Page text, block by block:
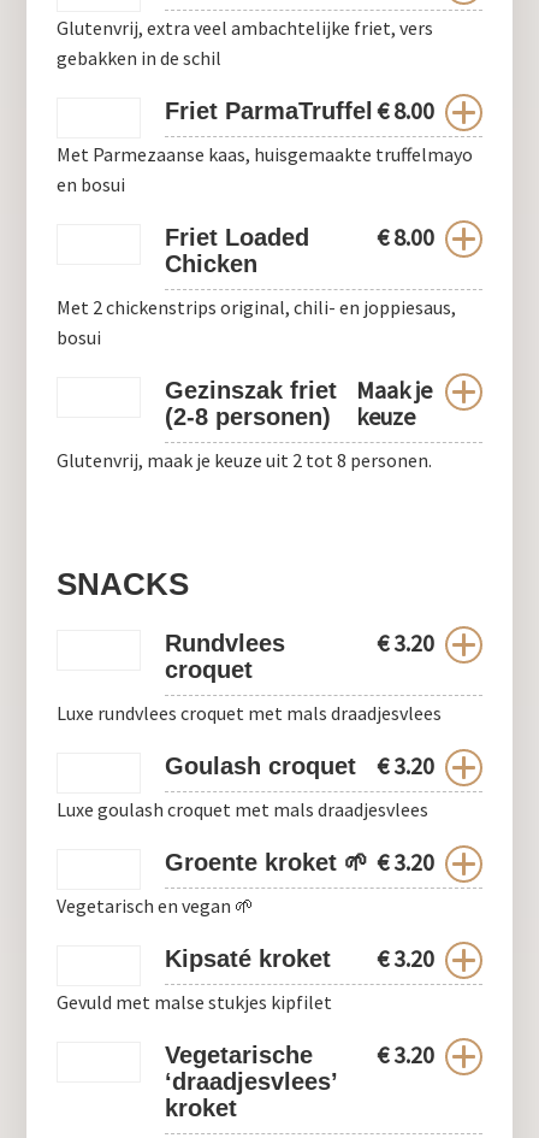
Glutenvrij, extra veel ambachtelijke friet, vers
gebakken in de schil
Friet ParmaTruffel €8.00
Met Parmezaanse kaas, huisgemaakte truffelmayo
en bosui
Friet Loaded
Chicken
€8.00
Met 2 chickenstrips original, chili- en joppiesaus,
bosui
Gezinszak friet
(2-8 personen)
Maak je
keuze
Glutenvrij, maak je keuze uit 2 tot 8 personen.
SNACKS
Rundvlees
croquet
€3.20
Luxe rundvlees croquet met mals draadjesvlees
Goulash croquet €3.20
Luxe goulash croquet met mals draadjesvlees
Groente kroket 🌱 €3.20
Vegetarisch en vegan 🌱
Kipsaté kroket €3.20
Gevuld met malse stukjes kipfilet
Vegetarische
‘draadjesvlees’
kroket
€3.20